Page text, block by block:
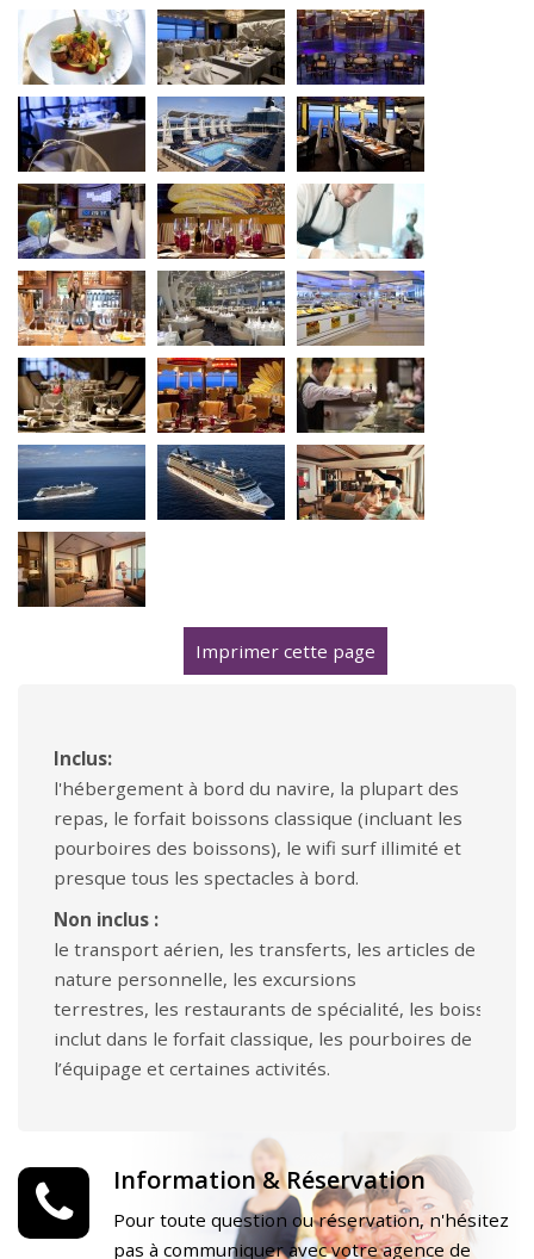
Imprimer cette page
Inclus:
l'hébergement à bord du navire, la plupart des
repas, le forfait boissons classique (incluant les
pourboires des boissons), le wifi surf illimité et
presque tous les spectacles à bord.
Non inclus :
le transport aérien, les transferts, les articles de
nature personnelle, les excursions
terrestres, les restaurants de spécialité, les boissons
inclut dans le forfait classique, les pourboires de
l’équipage et certaines activités.
Information & Réservation
Pour toute question ou réservation, n'hésitez
pas à communiquer avec votre agence de